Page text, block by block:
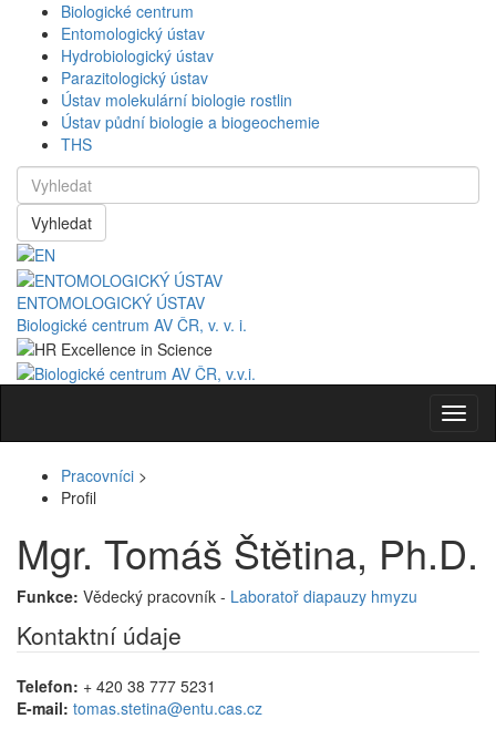
Biologické centrum
Entomologický ústav
Hydrobiologický ústav
Parazitologický ústav
Ústav molekulární biologie rostlin
Ústav půdní biologie a biogeochemie
THS
Vyhledat
ENTOMOLOGICKÝ ÚSTAV
Biologické centrum AV ČR, v. v. i.
Pracovníci >
Profil
Mgr. Tomáš Štětina, Ph.D.
Funkce: Vědecký pracovník - Laboratoř diapauzy hmyzu
Kontaktní údaje
Telefon: + 420 38 777 5231
E-mail: tomas.stetina@entu.cas.cz